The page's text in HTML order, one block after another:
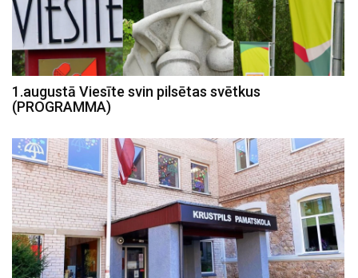
1.augustā Viesīte svin pilsētas svētkus
(PROGRAMMA)